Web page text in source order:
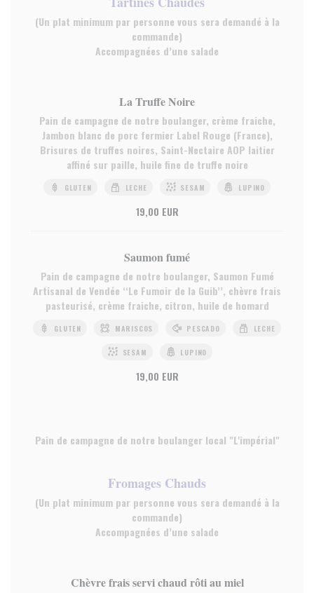
(Un plat minimum par personne vous sera demandé à la
commande)
Accompagnées d’une salade
La Truffe Noire
Pain de campagne de notre boulanger, crème fraiche,
Jambon blanc de porc fermier Label Rouge (France),
Brisures de truffes noires, Saint-Nectaire AOP laitier
affiné sur paille, huile fine de truffe noire
GLUTEN LECHE SESAM LUPINO
19,00 EUR
Saumon fumé
Pain de campagne de notre boulanger, Saumon Fumé
Artisanal de Vendée ‘‘Le Fumoir de la Guib’’, chèvre frais
pasteurisé, crème fraiche, citron, huile de homard
GLUTEN MARISCOS PESCADO LECHE
SESAM LUPINO
19,00 EUR
Pain de campagne de notre boulanger local "L'impérial"
Fromages Chauds
(Un plat minimum par personne vous sera demandé à la
commande)
Accompagnées d’une salade
Chèvre frais servi chaud rôti au miel